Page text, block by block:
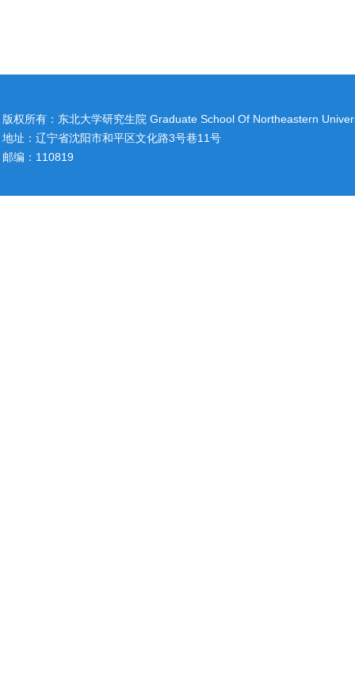
版权所有：东北大学研究生院 Graduate School Of Northeastern
地址：辽宁省沈阳市和平区文化路3号巷11号
邮编：110819